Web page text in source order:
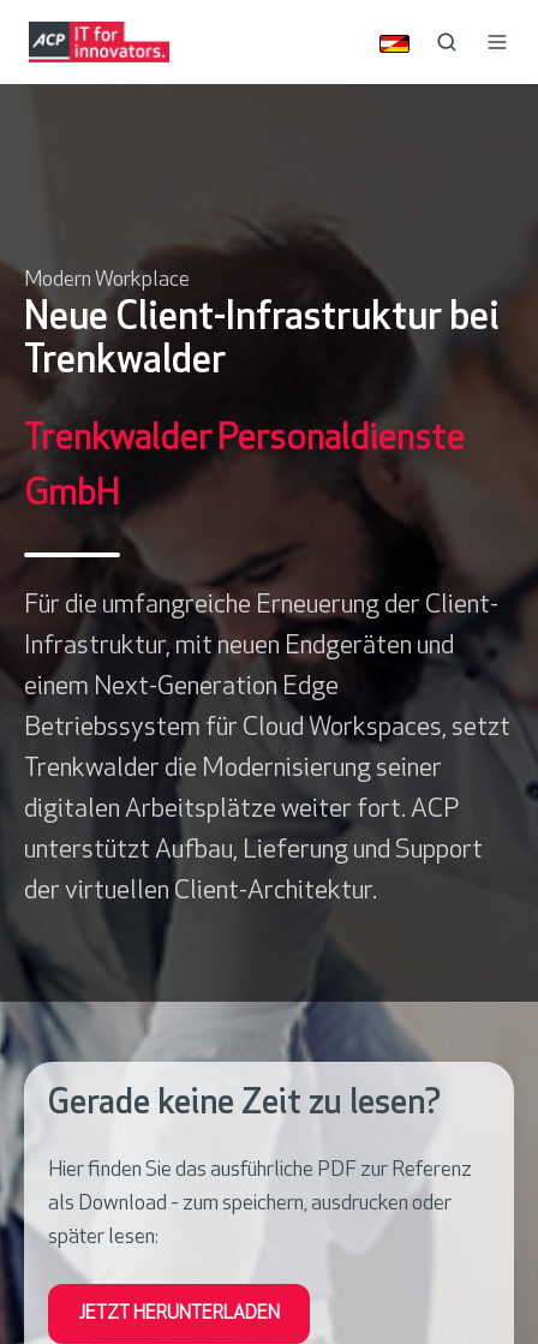
Modern Workplace
Neue Client-Infrastruktur bei
Trenkwalder
Trenkwalder Personaldienste
GmbH
Für die umfangreiche Erneuerung der Client-
Infrastruktur, mit neuen Endgeräten und
einem Next-Generation Edge
Betriebssystem für Cloud Workspaces, setzt
Trenkwalder die Modernisierung seiner
digitalen Arbeitsplätze weiter fort. ACP
unterstützt Aufbau, Lieferung und Support
der virtuellen Client-Architektur.
Gerade keine Zeit zu lesen?
Hier finden Sie das ausführliche PDF zur Referenz
als Download - zum speichern, ausdrucken oder
später lesen:
JETZT HERUNTERLADEN